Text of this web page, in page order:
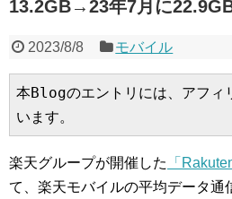
13.2GB→23年7月に
2023/8/8 モバイル
本Blogのエントリには、アフィ
います。
楽天グループが開催した 「
て、楽天モバイルの平均データ通